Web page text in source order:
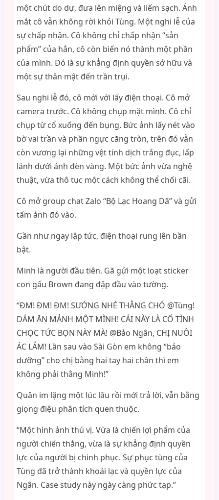
một chút do dự, đưa lên miệng và liếm sạch. Ánh
mắt cô vẫn không rời khỏi Tùng. Một nghi lễ của
sự chấp nhận. Cô không chỉ chấp nhận “sản
phẩm” của hắn, cô còn biến nó thành một phần
của mình. Đó là sự khẳng định quyền sở hữu và
một sự thân mật đến trần trụi.
Sau nghi lễ đó, cô mới với lấy điện thoại. Cô mở
camera trước. Cô không chụp mặt mình. Cô chỉ
chụp từ cổ xuống đến bụng. Bức ảnh lấy nét vào
bờ vai trần và phần ngực căng tròn, trên đó vẫn
còn vương lại những vệt tinh dịch trắng đục, lấp
lánh dưới ánh đèn vàng. Một bức ảnh vừa nghệ
thuật, vừa thô tục một cách không thể chối cãi.
Cô mở group chat Zalo “Bộ Lạc Hoang Dã” và gửi
tấm ảnh đó vào.
Gần như ngay lập tức, điện thoại rung lên bần
bật.
Minh là người đầu tiên. Gã gửi một loạt sticker
con gấu Brown đang đập đầu vào tường.
“ĐM! ĐM! ĐM! SƯỚNG NHÉ THẰNG CHÓ @Tùng!
DÁM ĂN MẢNH MỘT MÌNH! CÁI NÀY LÀ CỐ TÌNH
CHỌC TỨC BỌN NÀY MÀ! @Bảo Ngân, CHỊ NUÔI
ÁC LẮM! Lần sau vào Sài Gòn em không “bảo
dưỡng” cho chị bằng hai tay hai chân thì em
không phải thằng Minh!”
Quân im lặng một lúc lâu rồi mới trả lời, vẫn bằng
giọng điệu phân tích quen thuộc.
“Một hình ảnh thú vị. Vừa là chiến lợi phẩm của
người chiến thắng, vừa là sự khẳng định quyền
lực của người bị chinh phục. Sự phục tùng của
Tùng đã trở thành khoái lạc và quyền lực của
Ngân. Case study này ngày càng phức tạp.”